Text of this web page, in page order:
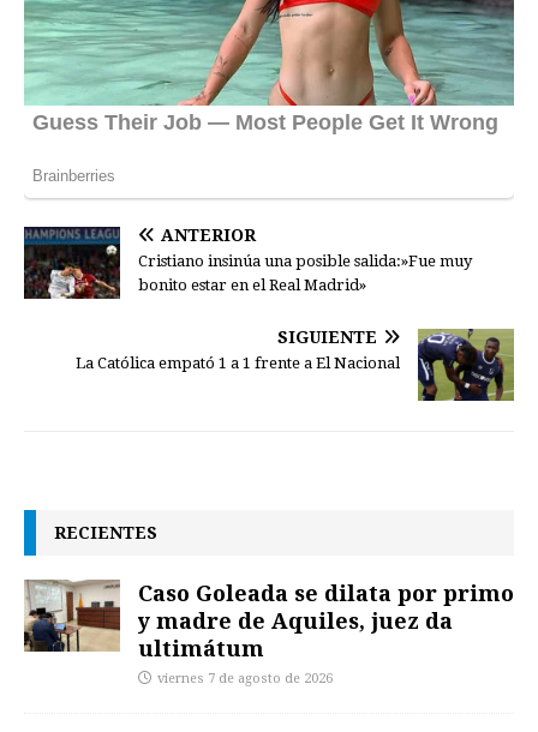
ANTERIOR
Cristiano insinúa una posible salida:»Fue muy
bonito estar en el Real Madrid»
SIGUIENTE
La Católica empató 1 a 1 frente a El Nacional
RECIENTES
Caso Goleada se dilata por primo
y madre de Aquiles, juez da
ultimátum
viernes 7 de agosto de 2026